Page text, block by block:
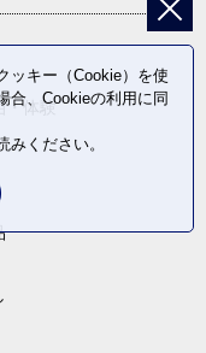
・体験
ッキー（Cookie）を使
合、Cookieの利用に同
みください。